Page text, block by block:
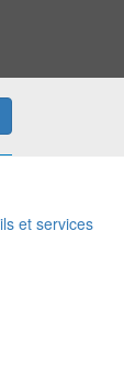
et services